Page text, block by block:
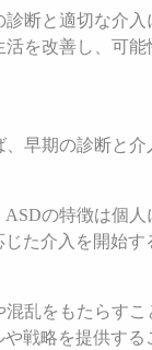
断と適切な介
を改善し、可能
早期の診断と
の特徴は個
た介入を開始
乱をもたらす
戦略を提供す